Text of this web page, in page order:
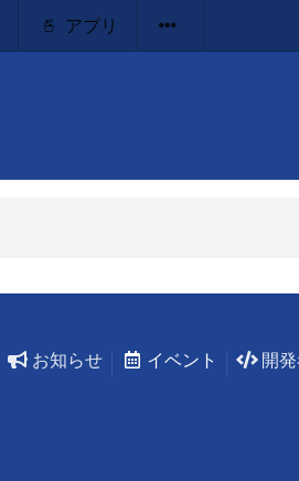
アプリ
お知らせ イベント 開